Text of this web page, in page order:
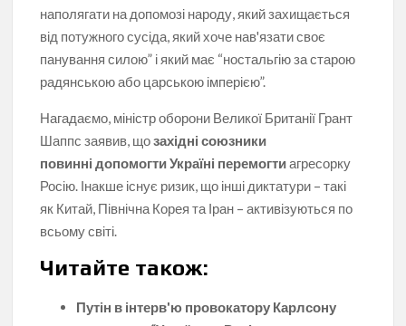
наполягати на допомозі народу, який захищається
від потужного сусіда, який хоче нав'язати своє
панування силою” і який має “ностальгію за старою
радянською або царською імперією”.
Нагадаємо, міністр оборони Великої Британії Грант
Шаппс заявив, щозахідні союзники
повинні допомогти Україні перемогтиагресорку
Росію. Інакше існує ризик, що інші диктатури – такі
як Китай, Північна Корея та Іран – активізуються по
всьому світі.
Читайте також:
Путін в інтерв'ю провокатору Карлсону